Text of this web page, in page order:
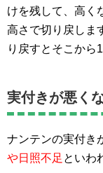
けを残して、高く
高さで切り戻しま
り戻すとそこから
実付きが悪く
ナンテンの実付き
や日照不足 といわ